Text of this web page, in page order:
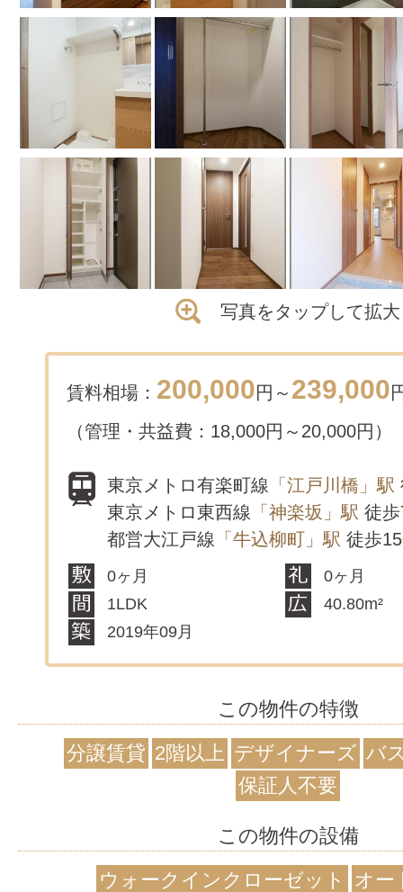
写真をタップして拡大
賃料相場： 200,000円～ 239,000
（管理・共益費：18,000円～20,000円）
東京メトロ有楽町線 「江戸川橋」駅
東京メトロ東西線 「神楽坂」駅 徒
都営大江戸線 「牛込柳町」駅 徒歩
0ヶ月
0ヶ月
1LDK
40.80m²
2019年09月
この物件の特徴
分譲賃貸 2階以上 デザイナーズ バ
保証人不要
この物件の設備
ウォークインクローゼット
オー